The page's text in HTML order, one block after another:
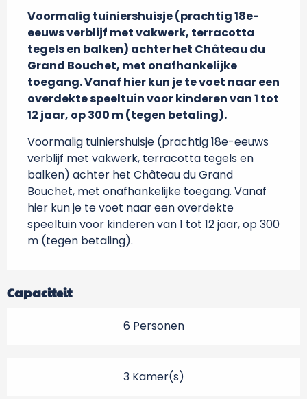
Voormalig tuiniershuisje (prachtig 18e-
eeuws verblijf met vakwerk, terracotta
tegels en balken) achter het Château du
Grand Bouchet, met onafhankelijke
toegang. Vanaf hier kun je te voet naar een
overdekte speeltuin voor kinderen van 1 tot
12 jaar, op 300 m (tegen betaling).
Voormalig tuiniershuisje (prachtig 18e-eeuws
verblijf met vakwerk, terracotta tegels en
balken) achter het Château du Grand
Bouchet, met onafhankelijke toegang. Vanaf
hier kun je te voet naar een overdekte
speeltuin voor kinderen van 1 tot 12 jaar, op 300
m (tegen betaling).
Capaciteit
6 Personen
3 Kamer(s)